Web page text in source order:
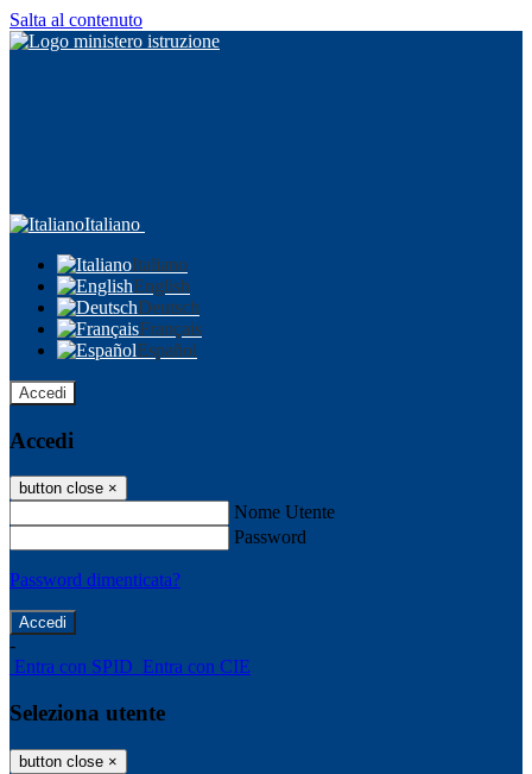
Salta al contenuto
Italiano
Italiano
English
Deutsch
Français
Español
Accedi
Accedi
button close ×
Nome Utente
Password
Password dimenticata?
-
Entra con SPID Entra con CIE
Seleziona utente
button close ×